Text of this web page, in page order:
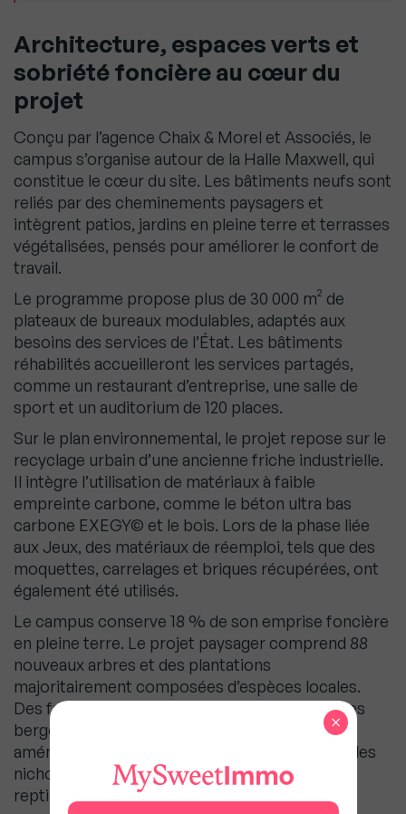
Architecture, espaces verts et
sobriété foncière au cœur du
projet
Conçu par l’agence Chaix & Morel et Associés, le
campus s’organise autour de la Halle Maxwell, qui
constitue le cœur du site. Les bâtiments neufs sont
reliés par des cheminements paysagers et
intègrent patios, jardins en pleine terre et terrasses
végétalisées, pensés pour améliorer le confort de
travail.
Le programme propose plus de 30 000 m² de
plateaux de bureaux modulables, adaptés aux
besoins des services de l’État. Les bâtiments
réhabilités accueilleront les services partagés,
comme un restaurant d’entreprise, une salle de
sport et un auditorium de 120 places.
Sur le plan environnemental, le projet repose sur le
recyclage urbain d’une ancienne friche industrielle.
Il intègre l’utilisation de matériaux à faible
empreinte carbone, comme le béton ultra bas
carbone EXEGY© et le bois. Lors de la phase liée
aux Jeux, des matériaux de réemploi, tels que des
moquettes, carrelages et briques récupérées, ont
également été utilisés.
Le campus conserve 18 % de son emprise foncière
en pleine terre. Le projet paysager comprend 88
nouveaux arbres et des plantations
majoritairement composées d’espèces locales.
Des façades végétalisées créent un lien avec les
berges de la Seine, complété par des
aménagements favorables à la faune, comme des
nichoirs et des abris pour chauves-souris et
reptiles.
×